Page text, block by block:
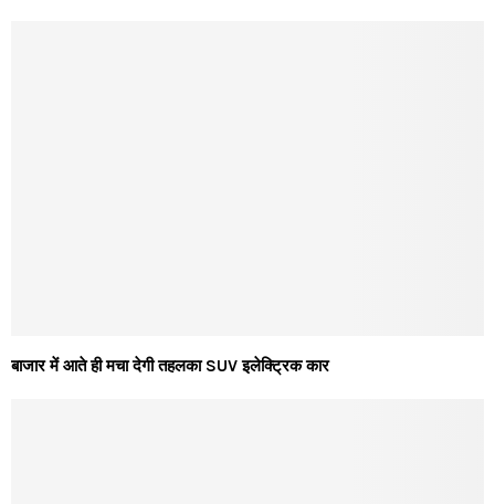
बाजार में आते ही मचा देगी तहलका SUV इलेक्ट्रिक कार